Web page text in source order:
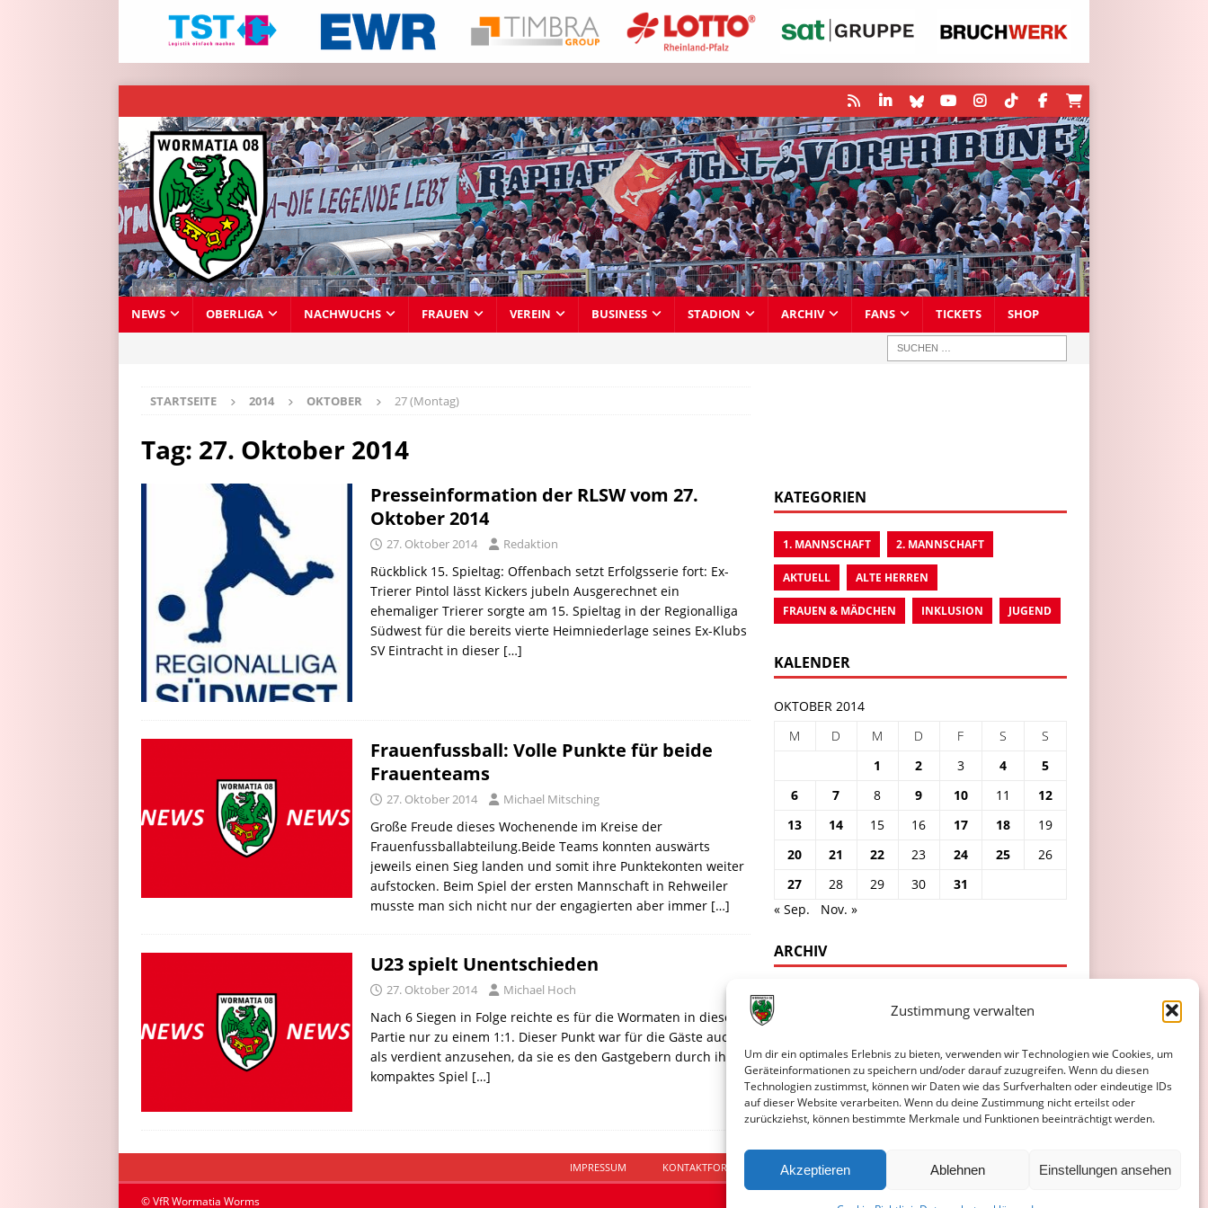
Zustimmung verwalten
Um dir ein optimales Erlebnis zu bieten, verwenden wir Technologien wie Cookies, um
Geräteinformationen zu speichern und/oder darauf zuzugreifen. Wenn du diesen
Technologien zustimmst, können wir Daten wie das Surfverhalten oder eindeutige IDs
auf dieser Website verarbeiten. Wenn du deine Zustimmung nicht erteilst oder
zurückziehst, können bestimmte Merkmale und Funktionen beeinträchtigt werden.
Akzeptieren Ablehnen Einstellungen ansehen
NEWS OBERLIGA NACHWUCHS FRAUEN VEREIN BUSINESS STADION ARCHIV FANS TICKETS SHOP
STARTSEITE 2014 OKTOBER 27 (Montag)
Tag: 27. Oktober 2014
Presseinformation der RLSW vom 27.
Oktober 2014
27. Oktober 2014 Redaktion
Rückblick 15. Spieltag: Offenbach setzt Erfolgsserie fort: Ex-
Trierer Pintol lässt Kickers jubeln Ausgerechnet ein
ehemaliger Trierer sorgte am 15. Spieltag in der Regionalliga
Südwest für die bereits vierte Heimniederlage seines Ex-Klubs
SV Eintracht in dieser […]
Frauenfussball: Volle Punkte für beide
Frauenteams
27. Oktober 2014 Michael Mitsching
Große Freude dieses Wochenende im Kreise der
Frauenfussballabteilung.Beide Teams konnten auswärts
jeweils einen Sieg landen und somit ihre Punktekonten weiter
aufstocken. Beim Spiel der ersten Mannschaft in Rehweiler
musste man sich nicht nur der engagierten aber immer […]
U23 spielt Unentschieden
27. Oktober 2014 Michael Hoch
Nach 6 Siegen in Folge reichte es für die Wormaten in dieser
Partie nur zu einem 1:1. Dieser Punkt war für die Gäste auch
als verdient anzusehen, da sie es den Gastgebern durch ihr
kompaktes Spiel […]
KATEGORIEN
1. MANNSCHAFT 2. MANNSCHAFT
AKTUELL ALTE HERREN
FRAUEN & MÄDCHEN INKLUSION JUGEND
KALENDER
OKTOBER 2014
M
D M D F S
S
1
2 3 4
5
6
7 8 9 10 11
12
13
14 15 16 17 18
19
20
21 22 23 24 25
26
27
28 29 30
31
« Sep.
Nov. »
ARCHIV
IMPRESSUM KONTAKTFORMULAR DATENSCHUTZERKLÄRUNG COOKIE-RICHTLINIE (EU)
© VfR Wormatia Worms